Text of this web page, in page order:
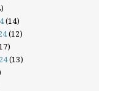
(14)
(12)
(13)